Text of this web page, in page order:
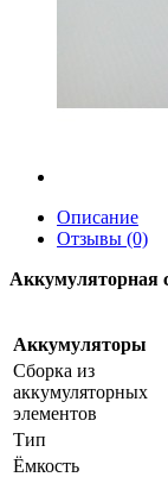
Описание
Отзывы (0)
Аккумуляторная
Аккумуляторы
Сборка из
аккумуляторных
элементов
Тип
Ёмкость